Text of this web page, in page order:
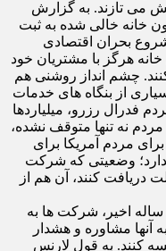
می تازند. به گزارش
در تاریخ 3 فوریه، 19میلیون خانه خالی شده به ثبت
بحران اقتصادی
هرگز با مشتریان خود
چشم انداز روشنی هم
از بنگاه های خدمات
فدرال رزرو، میلیاردها
نه تنها متوقف نشده،
مردم آمریکا برای
وضعیتی که شرکت
دریافت کنند، آن هم از
برای دهه های متمادی به ویژه در این 15 ساله اخیر، شرکت ها به
آنها مشاوره و هشدار
کنند. به قول لارنس